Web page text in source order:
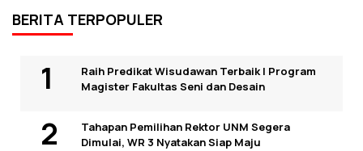
BERITA TERPOPULER
Raih Predikat Wisudawan Terbaik I Program
Magister Fakultas Seni dan Desain
Tahapan Pemilihan Rektor UNM Segera
Dimulai, WR 3 Nyatakan Siap Maju